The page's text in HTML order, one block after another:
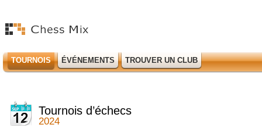
TOURNOIS ÉVÉNEMENTS TROUVER UN CLUB
Tournois d’échecs
2024